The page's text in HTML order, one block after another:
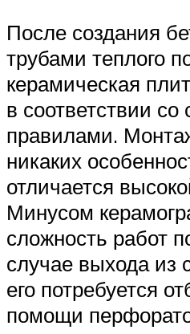
После создания
трубами теплого
керамическая
в соответствии
правилами.
никаких
отличается
Минусом
сложность работ
случае выхода из
его потребуется
помощи